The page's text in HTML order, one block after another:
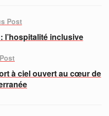
Post
l’hospitalité inclusive
à ciel ouvert au cœur de